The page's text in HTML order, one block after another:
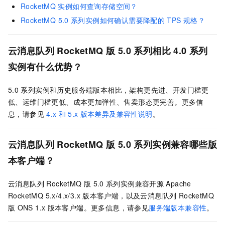
RocketMQ 实例如何查询存储空间？
RocketMQ 5.0 系列实例如何确认需要降配的 TPS 规格？
云消息队列 RocketMQ 版 5.0 系列相比 4.0 系列
实例有什么优势？
5.0 系列实例和历史服务端版本相比，架构更先进、开发门槛更
低、运维门槛更低、成本更加弹性、售卖形态更完善。更多信
息，请参见 4.x 和 5.x 版本差异及兼容性说明。
云消息队列 RocketMQ 版 5.0 系列实例兼容哪些版
本客户端？
云消息队列 RocketMQ 版 5.0 系列实例兼容开源 Apache
RocketMQ 5.x/4.x/3.x 版本客户端，以及云消息队列 RocketMQ
版 ONS 1.x 版本客户端。更多信息，请参见服务端版本兼容性。